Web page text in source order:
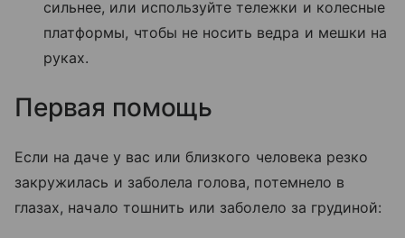
сильнее, или используйте тележки и колесные
платформы, чтобы не носить ведра и мешки на
руках.
Первая помощь
Если на даче у вас или близкого человека резко
закружилась и заболела голова, потемнело в
глазах, начало тошнить или заболело за грудиной: